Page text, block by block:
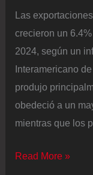
Las
crecieron un
2024, según un
Interamericano
produjo
obedeció a un
mientras que los
Las
Read More »